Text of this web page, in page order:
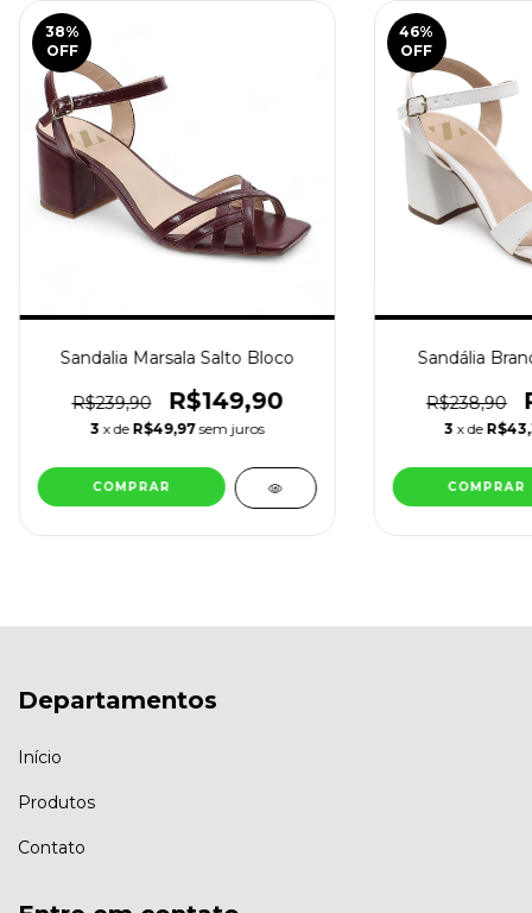
38%
OFF
Sandalia Marsala Salto Bloco
R$239,90 R$149,90
3 x de R$49,97 sem juros
COMPRAR
46%
OFF
Sandália
R$238,90
3 x de
COMPRAR
Departamentos
Início
Produtos
Contato